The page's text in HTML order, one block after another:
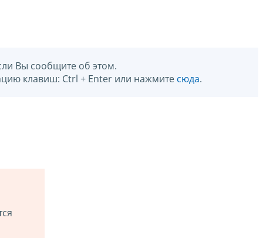
Вы сообщите об этом.
клавиш: Ctrl + Enter или нажмите сюда.